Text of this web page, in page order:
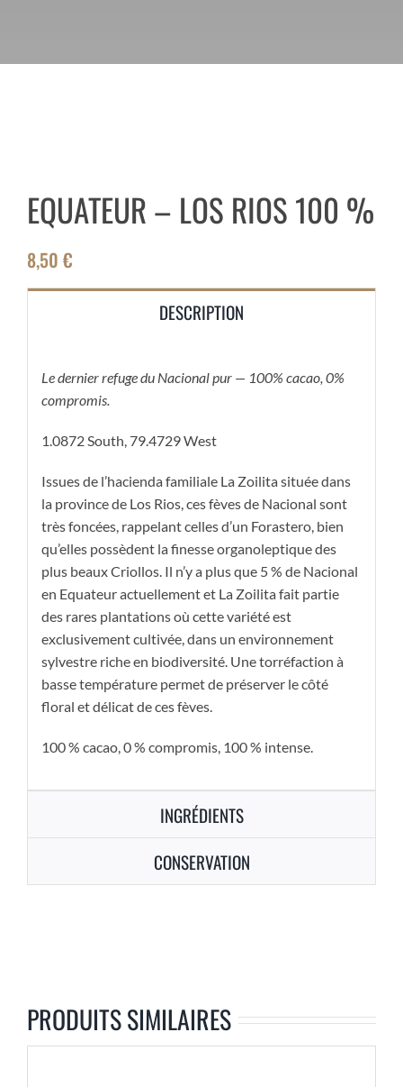
EQUATEUR – LOS RIOS 100 %
8,50 €
DESCRIPTION
Le dernier refuge du Nacional pur — 100% cacao, 0%
compromis.
1.0872 South, 79.4729 West
Issues de l’hacienda familiale La Zoilita située dans
la province de Los Rios, ces fèves de Nacional sont
très foncées, rappelant celles d’un Forastero, bien
qu’elles possèdent la finesse organoleptique des
plus beaux Criollos. Il n’y a plus que 5 % de Nacional
en Equateur actuellement et La Zoilita fait partie
des rares plantations où cette variété est
exclusivement cultivée, dans un environnement
sylvestre riche en biodiversité. Une torréfaction à
basse température permet de préserver le côté
floral et délicat de ces fèves.
100 % cacao, 0 % compromis, 100 % intense.
INGRÉDIENTS
CONSERVATION
PRODUITS SIMILAIRES